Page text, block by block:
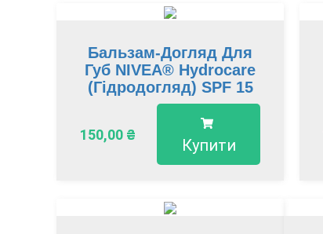
Бальзам-Догляд Для
Губ NIVEA® Hydrocare
(Гідродогляд) SPF 15
150,00 ₴
Купити